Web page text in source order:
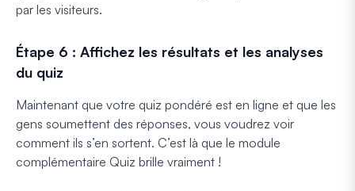
par les visiteurs.
Étape 6 : Affichez les résultats et les analyses
du quiz
Maintenant que votre quiz pondéré est en ligne et que les
gens soumettent des réponses, vous voudrez voir
comment ils s’en sortent. C’est là que le module
complémentaire Quiz brille vraiment !